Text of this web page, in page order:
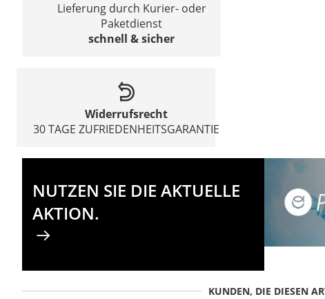
Lieferung durch Kurier- oder
Paketdienst
schnell & sicher
Widerrufsrecht
30 TAGE ZUFRIEDENHEITSGARANTIE
NUTZEN SIE DIE AKTUELLE
AKTION.
KUNDEN, DIE DIESEN